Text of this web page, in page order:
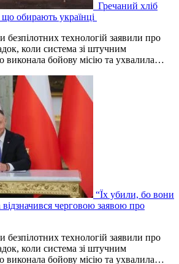
Гречаний хліб
обирають українці
безпілотних технологій заявили про
коли система зі штучним
виконала бойову місію та ухвалила…
“Їх убили, бо вони
черговою заявою про
безпілотних технологій заявили про
коли система зі штучним
виконала бойову місію та ухвалила…